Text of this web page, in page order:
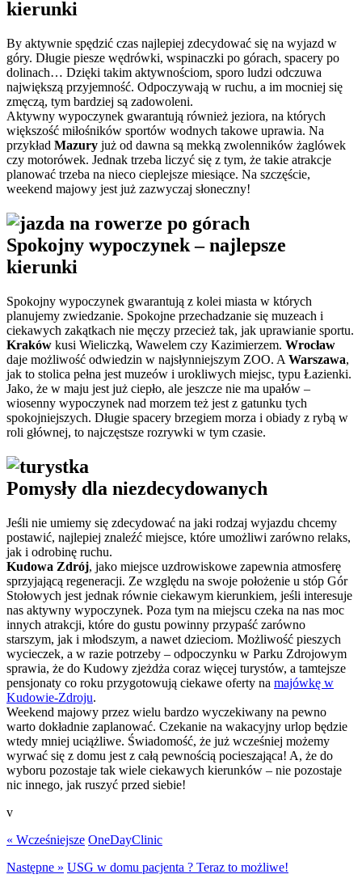
kierunki
By aktywnie spędzić czas najlepiej zdecydować się na wyjazd w
góry. Długie piesze wędrówki, wspinaczki po górach, spacery po
dolinach… Dzięki takim aktywnościom, sporo ludzi odczuwa
największą przyjemność. Odpoczywają w ruchu, a im mocniej się
zmęczą, tym bardziej są zadowoleni.
Aktywny wypoczynek gwarantują również jeziora, na których
większość miłośników sportów wodnych takowe uprawia. Na
przykład Mazury już od dawna są mekką zwolenników żaglówek
czy motorówek. Jednak trzeba liczyć się z tym, że takie atrakcje
planować trzeba na nieco cieplejsze miesiące. Na szczęście,
weekend majowy jest już zazwyczaj słoneczny!
Spokojny wypoczynek – najlepsze
kierunki
Spokojny wypoczynek gwarantują z kolei miasta w których
planujemy zwiedzanie. Spokojne przechadzanie się muzeach i
ciekawych zakątkach nie męczy przecież tak, jak uprawianie sportu.
Kraków kusi Wieliczką, Wawelem czy Kazimierzem. Wrocław
daje możliwość odwiedzin w najsłynniejszym ZOO. A Warszawa,
jak to stolica pełna jest muzeów i urokliwych miejsc, typu Łazienki.
Jako, że w maju jest już ciepło, ale jeszcze nie ma upałów –
wiosenny wypoczynek nad morzem też jest z gatunku tych
spokojniejszych. Długie spacery brzegiem morza i obiady z rybą w
roli głównej, to najczęstsze rozrywki w tym czasie.
Pomysły dla niezdecydowanych
Jeśli nie umiemy się zdecydować na jaki rodzaj wyjazdu chcemy
postawić, najlepiej znaleźć miejsce, które umożliwi zarówno relaks,
jak i odrobinę ruchu.
Kudowa Zdrój, jako miejsce uzdrowiskowe zapewnia atmosferę
sprzyjającą regeneracji. Ze względu na swoje położenie u stóp Gór
Stołowych jest jednak równie ciekawym kierunkiem, jeśli interesuje
nas aktywny wypoczynek. Poza tym na miejscu czeka na nas moc
innych atrakcji, które do gustu powinny przypaść zarówno
starszym, jak i młodszym, a nawet dzieciom. Możliwość pieszych
wycieczek, a w razie potrzeby – odpoczynku w Parku Zdrojowym
sprawia, że do Kudowy zjeżdża coraz więcej turystów, a tamtejsze
pensjonaty co roku przygotowują ciekawe oferty na majówkę w
Kudowie-Zdroju.
Weekend majowy przez wielu bardzo wyczekiwany na pewno
warto dokładnie zaplanować. Czekanie na wakacyjny urlop będzie
wtedy mniej uciążliwe. Świadomość, że już wcześniej możemy
wyrwać się z domu jest z całą pewnością pocieszająca! A, że do
wyboru pozostaje tak wiele ciekawych kierunków – nie pozostaje
nic innego, jak ruszyć przed siebie!
v
« Wcześniejsze OneDayClinic
Następne » USG w domu pacjenta ? Teraz to możliwe!